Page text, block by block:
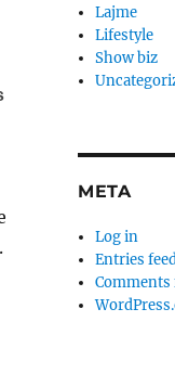
Lajme
Lifestyle
Show biz
META
Log in
Entries
Comments